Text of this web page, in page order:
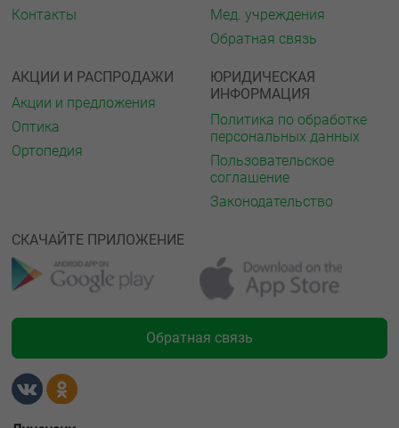
Контакты
Мед. учреждения
Обратная связь
АКЦИИ И РАСПРОДАЖИ
Акции и предложения
Оптика
Ортопедия
ЮРИДИЧЕСКАЯ
ИНФОРМАЦИЯ
Политика по обработке
персональных данных
Пользовательское
соглашение
Законодательство
СКАЧАЙТЕ ПРИЛОЖЕНИЕ
Обратная связь